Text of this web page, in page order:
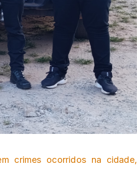
crimes ocorridos na cidade,